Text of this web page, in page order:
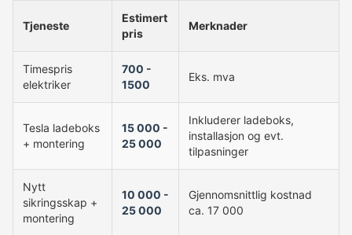
Tjeneste
Estimert
pris
Merknader
Timespris
elektriker
700 -
1500
Eks. mva
Tesla ladeboks
+ montering
15 000 -
25 000
Inkluderer ladeboks,
installasjon og evt.
tilpasninger
Nytt
sikringsskap +
montering
10 000 -
25 000
Gjennomsnittlig kostnad
ca. 17 000